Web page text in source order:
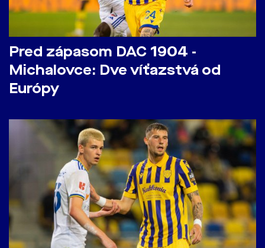
Pred zápasom DAC 1904 -
Michalovce: Dve víťazstvá od
Európy